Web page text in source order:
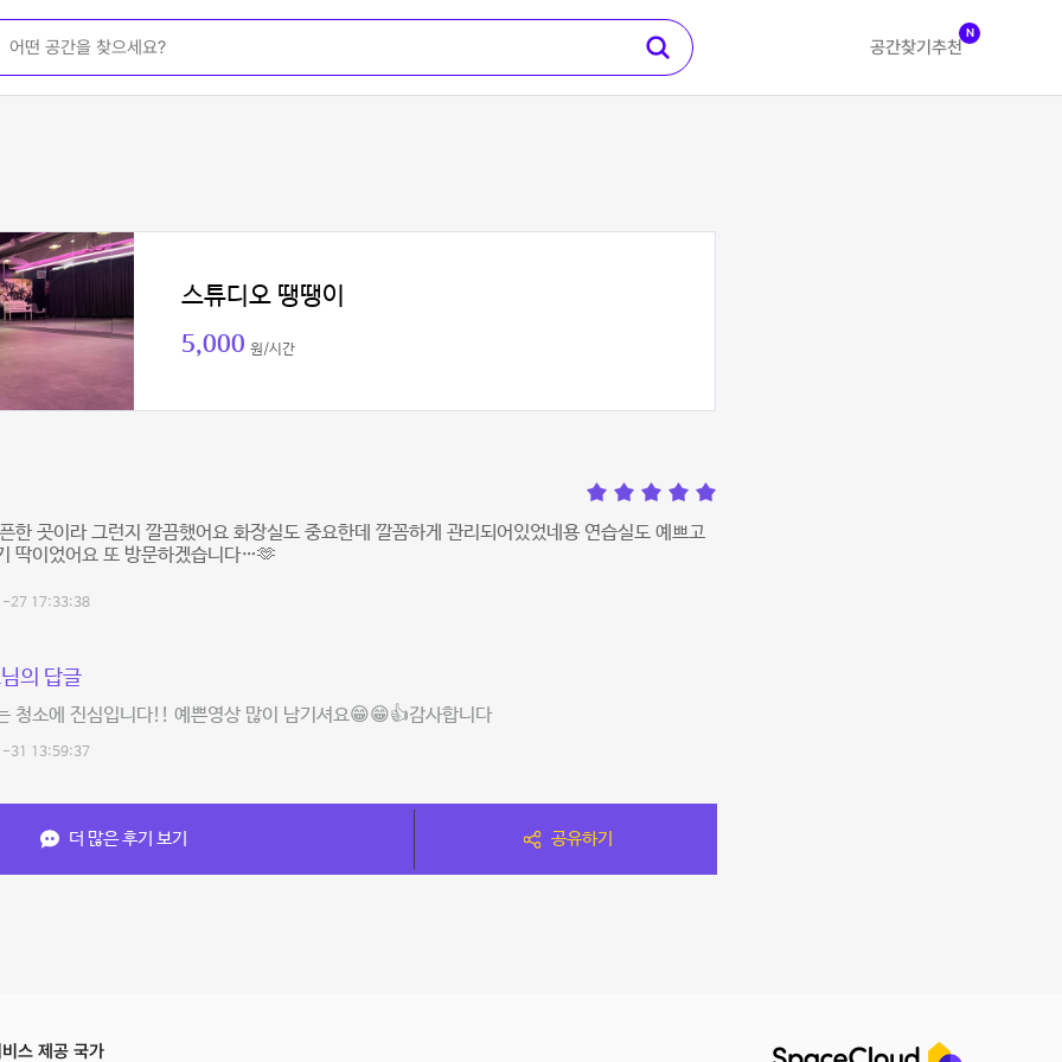
공간찾기 추천
N
스튜디오 땡땡이
5,000 원/시간
한 곳이라 그런지 깔끔했어요 화장실도 중요한데 깔꼼하게 관리되어있었네용 연습실도 예쁘고
딱이었어요 또 방문하겠습니다…🫶
27 17:33:38
의 답글
청소에 진심입니다!! 예쁜영상 많이 남기셔요😁😁👍감사합니다
31 13:59:37
더 많은 후기 보기 공유하기
스 제공 국가